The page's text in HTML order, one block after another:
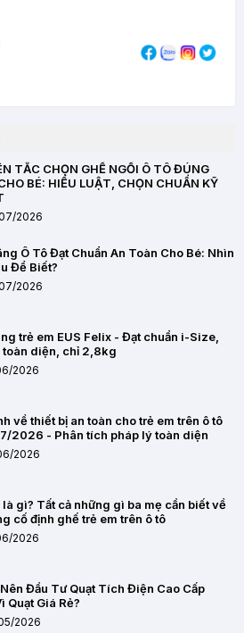
TẮC CHỌN GHẾ NGỒI Ô TÔ ĐÚNG
BÉ: HIỂU LUẬT, CHỌN CHUẨN KỸ
2026
Ô Tô Đạt Chuẩn An Toàn Cho Bé: Nhìn
Để Biết?
2026
trẻ em EUS Felix - Đạt chuẩn i-Size,
toàn diện, chỉ 2,8kg
2026
về thiết bị an toàn cho trẻ em trên ô tô
2026 - Phân tích pháp lý toàn diện
2026
là gì? Tất cả những gì ba mẹ cần biết về
cố định ghế trẻ em trên ô tô
2026
Đầu Tư Quạt Tích Điện Cao Cấp
Quạt Giá Rẻ?
2026